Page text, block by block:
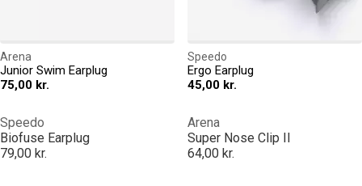
Arena
Junior Swim Earplug
75,00 kr.
Speedo
Ergo Earplug
45,00 kr.
Speedo
Biofuse Earplug
79,00 kr.
Arena
Super Nose Clip II
64,00 kr.